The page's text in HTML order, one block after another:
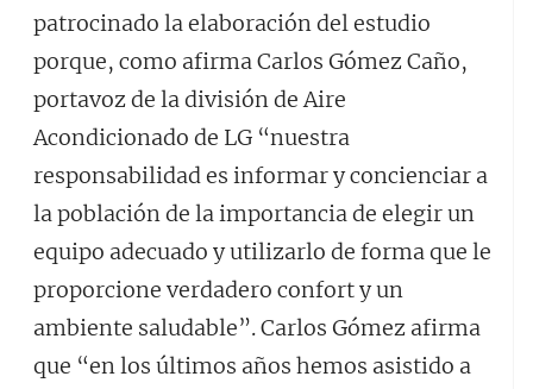
patrocinado la elaboración del estudio
porque, como afirma Carlos Gómez Caño,
portavoz de la división de Aire
Acondicionado de LG “nuestra
responsabilidad es informar y concienciar a
la población de la importancia de elegir un
equipo adecuado y utilizarlo de forma que le
proporcione verdadero confort y un
ambiente saludable”. Carlos Gómez afirma
que “en los últimos años hemos asistido a